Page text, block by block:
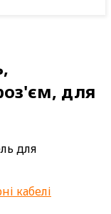
для
для
кабелі